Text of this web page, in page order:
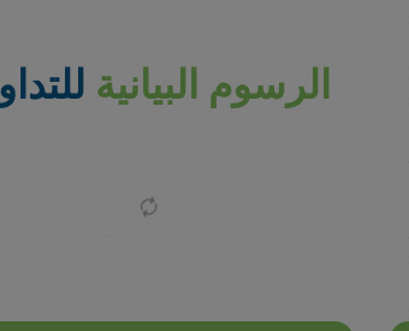
الرسوم البيانية